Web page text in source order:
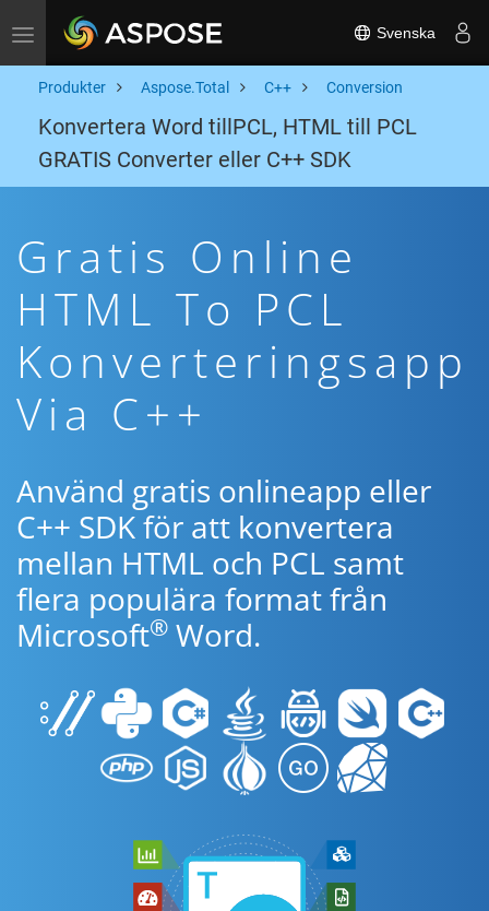
Toggle navigation Svenska
Produkter Aspose.Total C++ Conversion
Konvertera Word tillPCL, HTML till PCL
GRATIS Converter eller C++ SDK
Gratis Online
HTML To PCL
Konverteringsapp
Via C++
Använd gratis onlineapp eller
C++ SDK för att konvertera
mellan HTML och PCL samt
flera populära format från
Microsoft® Word.